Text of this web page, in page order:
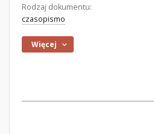
Rodzaj dokumentu:
czasopismo
Więcej